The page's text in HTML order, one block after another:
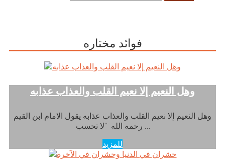
فوائد مختاره
وهل النعيم إلا نعيم القلب والعذاب عذابه
وهل النعيم إلا نعيم القلب والعذاب عذابه يقول الامام ابن القيم
رحمه الله “لا تحسب …
للمزيد